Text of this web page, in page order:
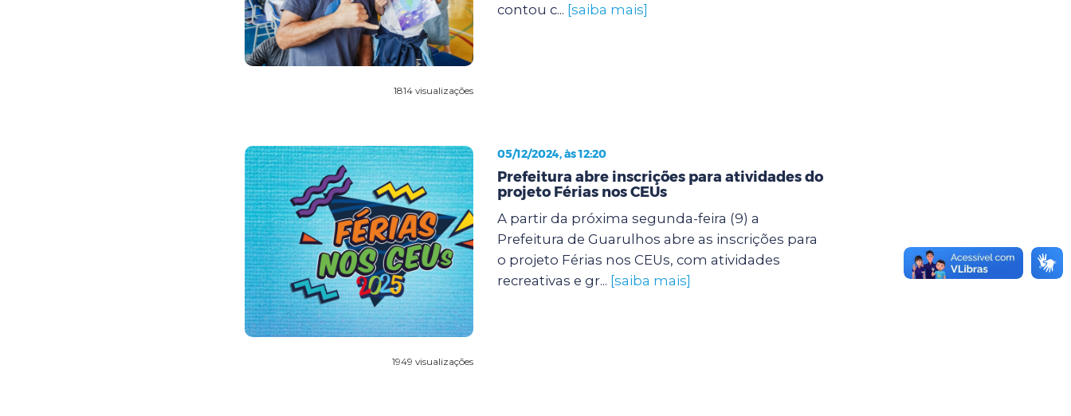
1814 visualizações
contou c... [saiba mais]
1949 visualizações
05/12/2024, às 12:20
Prefeitura abre inscrições para atividades do
projeto Férias nos CEUs
A partir da próxima segunda-feira (9) a
Prefeitura de Guarulhos abre as inscrições para
o projeto Férias nos CEUs, com atividades
recreativas e gr... [saiba mais]